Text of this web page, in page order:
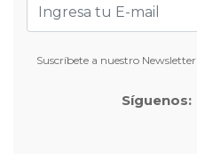
Suscríbete a nuestro
Síguenos: